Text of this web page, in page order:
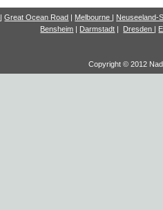
|Great Ocean Road | Melbourne | Neuseeland-
Bensheim | Darmstadt | Dresden |
Copyright © 2012